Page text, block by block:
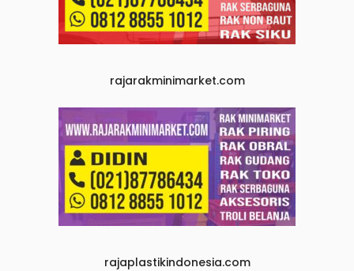
rajarakminimarket.com
rajaplastikindonesia.com